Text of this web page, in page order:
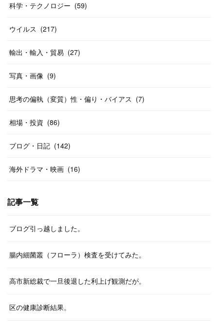
科学・テクノロジー (59)
ウイルス (217)
輸出・輸入・貿易 (27)
写真・画像 (9)
思考の偏執（変質）性・偏り・バイアス (7)
相場・投資 (86)
ブログ・日記 (142)
海外ドラマ・映画 (16)
記事一覧
ブログ引っ越しました。
腸内細菌叢（フローラ）検査を受けてみた。
高市新総裁で一旦後退した利上げ観測だが。
区の健康診断結果。